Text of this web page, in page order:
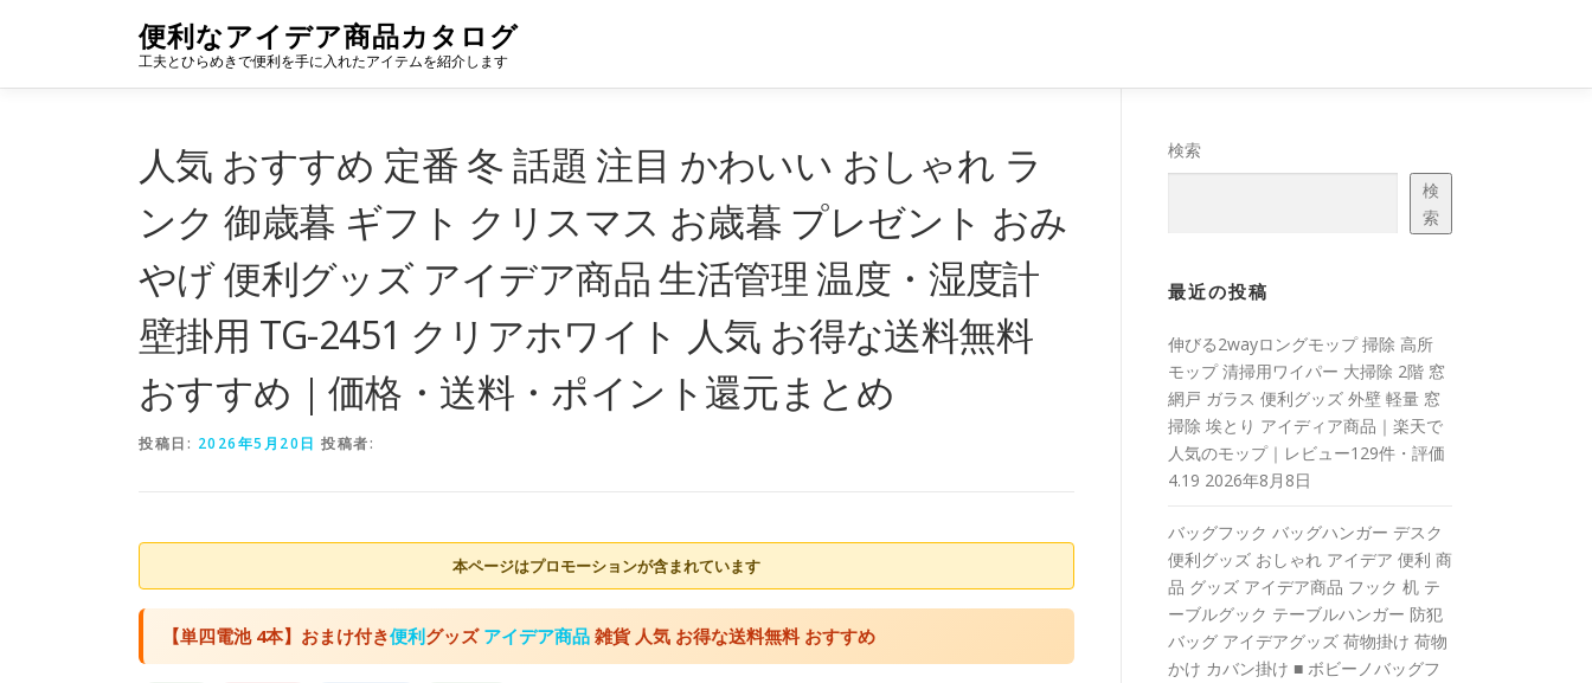
ン
便利なアイデア商品カタログ
工夫とひらめきで便利を手に入れたアイテムを紹介します
人気 おすすめ 定番 冬 話題 注目 かわいい おしゃれ ラ
ンク 御歳暮 ギフト クリスマス お歳暮 プレゼント おみ
やげ 便利グッズ アイデア商品 生活管理 温度・湿度計
壁掛用 TG-2451 クリアホワイト 人気 お得な送料無料
おすすめ｜価格・送料・ポイント還元まとめ
投稿日: 2026年5月20日 投稿者:
本ページはプロモーションが含まれています
【単四電池 4本】おまけ付き便利グッズ アイデア商品 雑貨 人気 お得な送料無料 おすすめ
検索
検
索
最近の投稿
伸びる2wayロングモップ 掃除 高所
モップ 清掃用ワイパー 大掃除 2階 窓
網戸 ガラス 便利グッズ 外壁 軽量 窓
掃除 埃とり アイディア商品｜楽天で
人気のモップ｜レビュー129件・評価
4.19 2026年8月8日
バッグフック バッグハンガー デスク
便利グッズ おしゃれ アイデア 便利 商
品 グッズ アイデア商品 フック 机 テ
ーブルグック テーブルハンガー 防犯
バッグ アイデアグッズ 荷物掛け 荷物
かけ カバン掛け ■ ボビーノバッグフ